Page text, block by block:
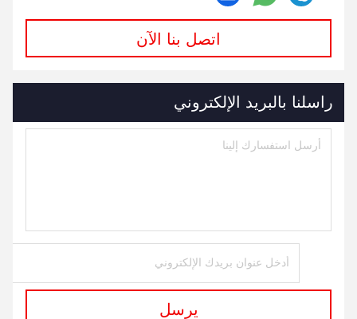
اتصل بنا الآن
راسلنا بالبريد الإلكتروني
يرسل